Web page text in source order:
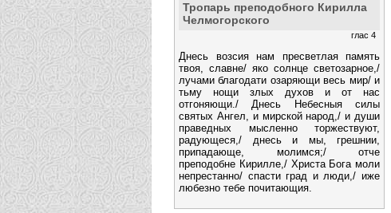
Тропарь преподобного Кирилла
Челмогорского
глас 4
Днесь возсия нам пресветлая память
твоя, славне/ яко солнце светозарное,/
лучами благодати озаряющи весь мир/ и
тьму нощи злых духов и от нас
отгоняющи./ Днесь Небесныя силы
святых Ангел, и мирской народ,/ и души
праведных мысленно торжествуют,
радующеся,/ днесь и мы, грешнии,
припадающе, молимся;/ отче
преподобне Кирилле,/ Христа Бога моли
непрестанно/ спасти град и люди,/ иже
любезно тебе почитающия.